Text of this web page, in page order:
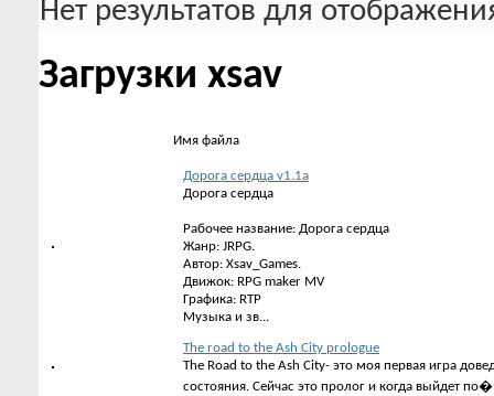
Нет результатов для
Загрузки xsav
Имя файла
Дорога сердца v1.1а
Дорога сердца
Рабочее название: Дорога сердца
Жанр: JRPG.
Автор: Xsav_Games.
Движок: RPG maker MV
Графика: RTP
Музыка и зв...
The road to the Ash City prologue
The Road to the Ash City- это моя первая игра
состояния. Сейчас это пролог и когда выйдет